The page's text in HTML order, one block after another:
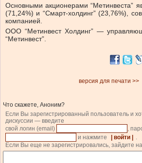
Основными акционерами “Метинвеста”
(71,24%) и “Смарт-холдинг” (23,76%),
компанией.
ООО “Метинвест Холдинг” —
“Метинвест”.
версия для печати >>
Что скажете, Аноним?
Если Вы зарегистрированный пользователь и
дискуссии — введите
свой логин (email)
,
и нажмите
| войти |
.
Если Вы еще не зарегистрировались, зайдите на